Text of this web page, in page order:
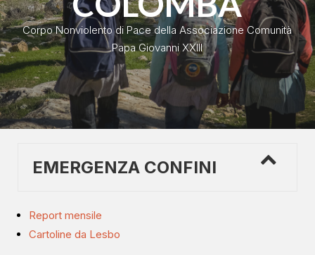
Corpo Nonviolento di Pace della Associazione Comunità
Papa Giovanni XXIII
EMERGENZA CONFINI
Report mensile
Cartoline da Lesbo